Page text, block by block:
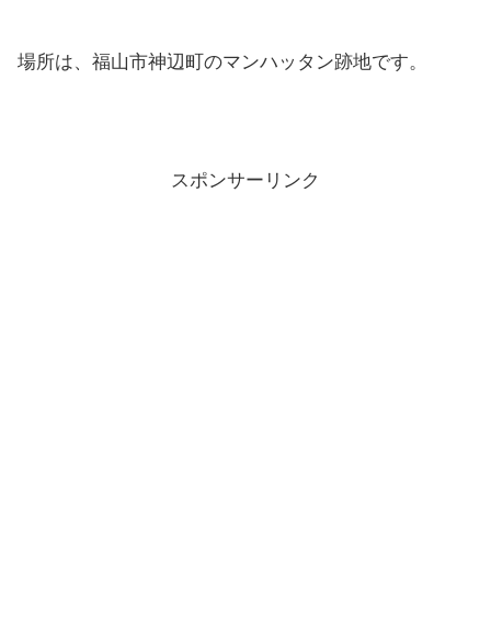
場所は、福山市神辺町のマンハッタン跡地です。
スポンサーリンク